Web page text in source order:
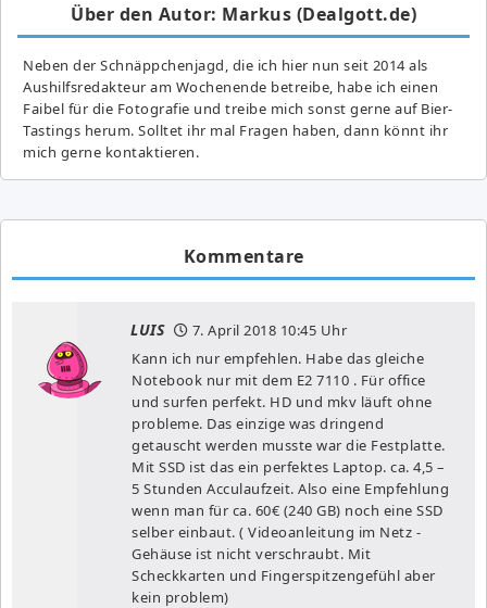
Über den Autor: Markus (Dealgott.de)
Neben der Schnäppchenjagd, die ich hier nun seit 2014 als
Aushilfsredakteur am Wochenende betreibe, habe ich einen
Faibel für die Fotografie und treibe mich sonst gerne auf Bier-
Tastings herum. Solltet ihr mal Fragen haben, dann könnt ihr
mich gerne kontaktieren.
Kommentare
LUIS 7. April 2018 10:45 Uhr
Kann ich nur empfehlen. Habe das gleiche
Notebook nur mit dem E2 7110 . Für office
und surfen perfekt. HD und mkv läuft ohne
probleme. Das einzige was dringend
getauscht werden musste war die Festplatte.
Mit SSD ist das ein perfektes Laptop. ca. 4,5 –
5 Stunden Acculaufzeit. Also eine Empfehlung
wenn man für ca. 60€ (240 GB) noch eine SSD
selber einbaut. ( Videoanleitung im Netz -
Gehäuse ist nicht verschraubt. Mit
Scheckkarten und Fingerspitzengefühl aber
kein problem)